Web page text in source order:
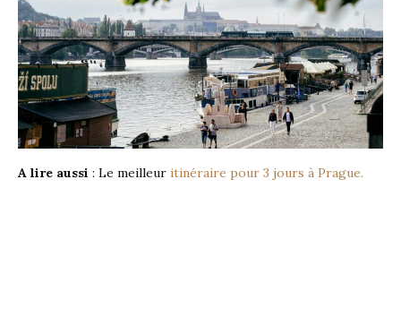
A lire aussi : Le meilleur itinéraire pour 3 jours à Prague.